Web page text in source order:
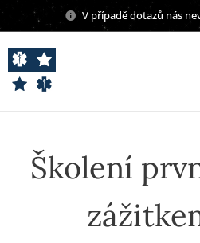
V případě dotazů nás
Školení